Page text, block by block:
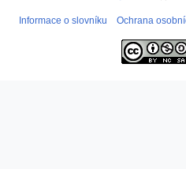
Informace o slovníku Ochrana